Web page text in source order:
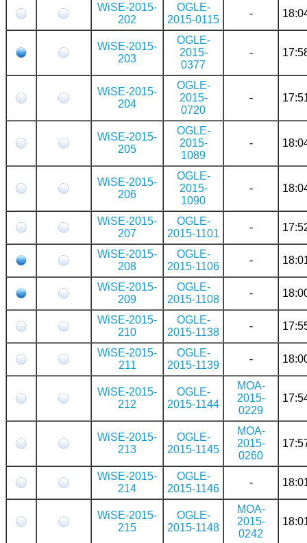
WiSE-2015-
202
OGLE-
2015-0115
-
WiSE-2015-
203
OGLE-
2015-
0377
-
WiSE-2015-
204
OGLE-
2015-
0720
-
WiSE-2015-
205
OGLE-
2015-
1089
-
WiSE-2015-
206
OGLE-
2015-
1090
-
WiSE-2015-
207
OGLE-
2015-1101
-
WiSE-2015-
208
OGLE-
2015-1106
-
WiSE-2015-
209
OGLE-
2015-1108
-
WiSE-2015-
210
OGLE-
2015-1138
-
WiSE-2015-
211
OGLE-
2015-1139
-
WiSE-2015-
212
OGLE-
2015-1144
MOA-
2015-
0229
WiSE-2015-
213
OGLE-
2015-1145
MOA-
2015-
0260
WiSE-2015-
214
OGLE-
2015-1146
-
WiSE-2015-
215
OGLE-
2015-1148
MOA-
2015-
0242